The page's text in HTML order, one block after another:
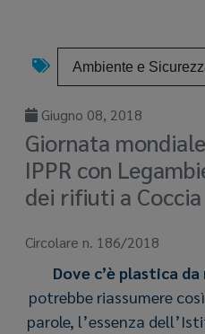
Ambiente e
Giugno 08, 2018
Giornata
IPPR con
dei rifiuti a
Circolare n. 186/2018
Dove c’è plastica da
potrebbe riassumere
parole, l’essenza